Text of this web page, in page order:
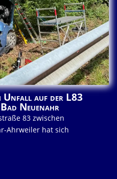
auf der L83
Neuenahr
83 zwischen
Ahrweiler hat sich